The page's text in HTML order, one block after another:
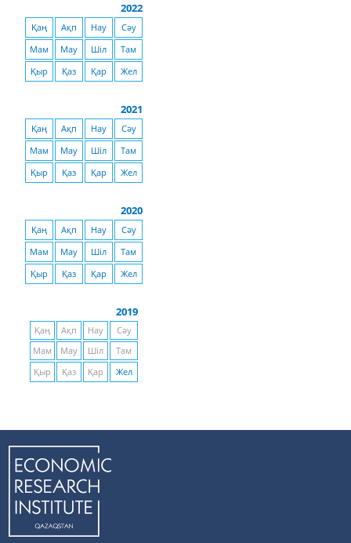
2022
Қаң Ақп Нау
Сәу
Мам
Мау Шіл
Там
Қыр
Қаз Қар Жел
2021
Қаң Ақп Нау
Сәу
Мам
Мау Шіл
Там
Қыр
Қаз Қар Жел
2020
Қаң Ақп Нау
Сәу
Мам
Мау Шіл
Там
Қыр
Қаз Қар Жел
2019
Қаң Ақп Нау
Сәу
Мам
Мау Шіл
Там
Қыр
Қаз Қар Жел